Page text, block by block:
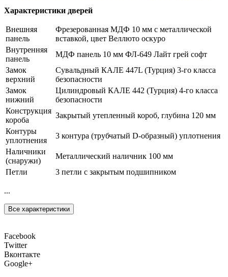
Характеристики дверей
Внешняя
панель
Фрезерованная МДФ 10 мм с металлической
вставкой, цвет Веллюто оскуро
Внутренняя
панель
МДФ панель 10 мм ФЛ-649 Лайт грей софт
Замок
верхний
Сувальдный КАЛЕ 447L (Турция) 3-го класса
безопасности
Замок
нижний
Цилиндровый КАЛЕ 442 (Турция) 4-го класса
безопасности
Конструкция
короба
Закрытый утепленный короб, глубина 120 мм
Контуры
уплотнения
3 контура (трубчатый D-образный) уплотнения
Наличники
(снаружи)
Металлический наличник 100 мм
Петли
3 петли с закрытым подшипником
...
Все характеристики
Facebook
Twitter
Вконтакте
Google+